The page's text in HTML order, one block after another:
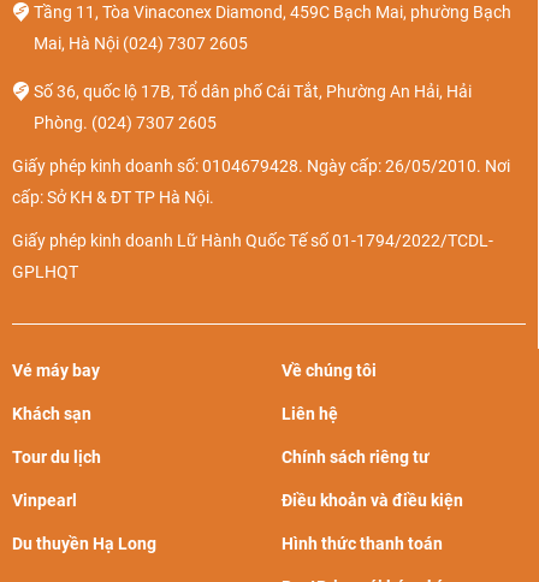
Tầng 11, Tòa Vinaconex Diamond, 459C Bạch Mai, phường Bạch
Mai, Hà Nội (024) 7307 2605
Số 36, quốc lộ 17B, Tổ dân phố Cái Tắt, Phường An Hải, Hải
Phòng. (024) 7307 2605
Giấy phép kinh doanh số: 0104679428. Ngày cấp: 26/05/2010. Nơi
cấp: Sở KH & ĐT TP Hà Nội.
Giấy phép kinh doanh Lữ Hành Quốc Tế số 01-1794/2022/TCDL-
GPLHQT
Vé máy bay
Khách sạn
Tour du lịch
Vinpearl
Du thuyền Hạ Long
Về chúng tôi
Liên hệ
Chính sách riêng tư
Điều khoản và điều kiện
Hình thức thanh toán